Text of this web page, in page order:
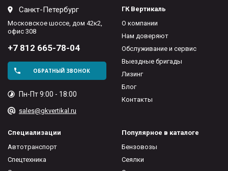
Санкт-Петербург
Московское шоссе, дом 42к2,
офис 308
+7 812 665-78-04
ОБРАТНЫЙ ЗВОНОК
Пн-Пт 9:00 - 18:00
sales@gkvertikal.ru
ГК Вертикаль
О компании
Нам доверяют
Обслуживание и сервис
Выездные бригады
Лизинг
Блог
Контакты
Специализации
Автотранспорт
Спецтехника
Популярное в каталоге
Бензовозы
Сеялки